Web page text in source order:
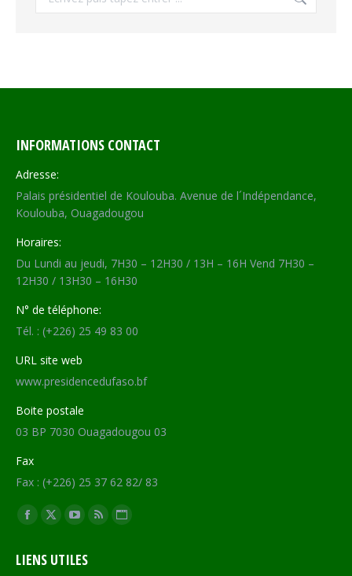
INFORMATIONS CONTACT
Adresse:
Palais présidentiel de Koulouba. Avenue de l´Indépendance,
Koulouba, Ouagadougou
Horaires:
Du Lundi au jeudi, 7H30 – 12H30 / 13H – 16H Vend 7H30 –
12H30 / 13H30 – 16H30
N° de téléphone:
Tél. : (+226) 25 49 83 00
URL site web
www.presidencedufaso.bf
Boite postale
03 BP 7030 Ouagadougou 03
Fax
Fax : (+226) 25 37 62 82/ 83
Trouvez nous sur :
Facebook
opens
X
opens
YouTube
opens
RSS Site
LIENS UTILES